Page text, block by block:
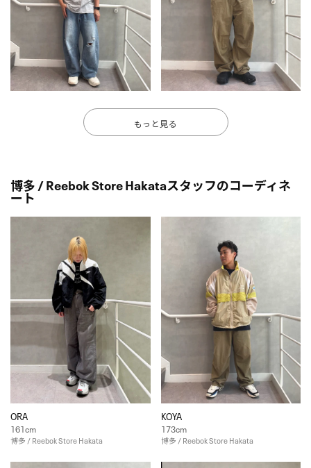
もっと見る
博多 / Reebok Store Hakataスタッフのコーディネ
ート
ORA
161cm
博多 / Reebok Store Hakata
KOYA
173cm
博多 / Reebok Store Hakata